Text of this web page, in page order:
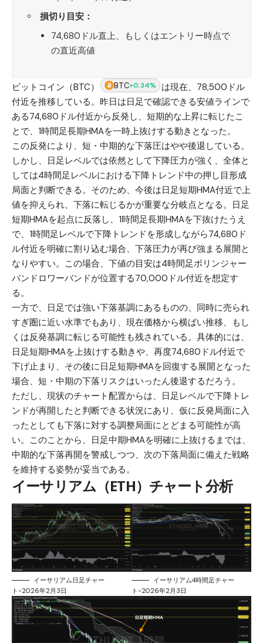
損切り目安：
74,680ドル直上、もしくはエントリー時点で
の直近高値
ビットコイン（BTC） BTC+0.34%
は現在、78,500ドル
付近を推移している。昨日は日足で確認できる安値ラインで
ある74,680ドル付近から反発し、短期的な上昇に転じたこ
とで、1時間足長期HMAを一時上抜けする動きとなった。
この反発により、短・中期的な下落圧はやや後退している。
しかし、日足レベルでは依然として下降圧力が強く、全体と
しては4時間足レベルにおける下降トレンド中の押し目形成
局面と判断できる。そのため、今後は日足短期HMA付近で上
値を抑えられ、下落に転じるかが重要な分岐点となる。日足
短期HMAを起点に反落し、1時間足長期HMAを下抜けたうえ
で、1時間足レベルで下降トレンドを形成しながら74,680ド
ル付近を明確に割り込む場合、下落圧力が再び強まる展開と
なりやすい。この場合、下値の目安は4時間足ボリンジャー
バンドロワーバンドが位置する70,000ドル付近を想定す
る。
一方で、日足では強い下落基調にあるものの、同時に売られ
すぎ圏に近い水準でもあり、現在価格から横ばい推移、もし
くは反発基調に転じる可能性も残されている。具体的には、
日足短期HMAを上抜けする動きや、再度74,680ドル付近で
下げ止まり、その後に日足短期HMAを回復する展開となった
場合、短・中期の下落リスクはいったん後退するだろう。
ただし、現状のチャート配置からは、日足レベルで下降トレ
ンドが再開したと判断できる状況にあり、仮に反発局面に入
ったとしても下落に対する調整局面にとどまる可能性が高
い。このことから、日足中期HMAを明確に上抜けるまでは、
中期的な下落再開を警戒しつつ、次の下落局面に備えた戦略
を維持する姿勢が妥当である。
イーサリアム（ETH）チャート分析
イーサリアム日足チャー
ト-2026年2月3日
イーサリアム4時間足チャー
ト-2026年2月3日